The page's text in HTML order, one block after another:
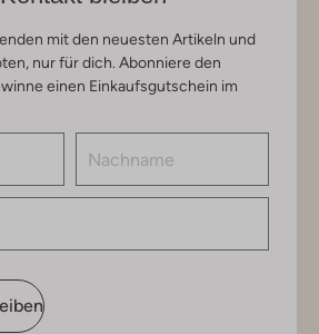
mit den neuesten Artikeln und
nur für dich. Abonniere den
einen Einkaufsgutschein im